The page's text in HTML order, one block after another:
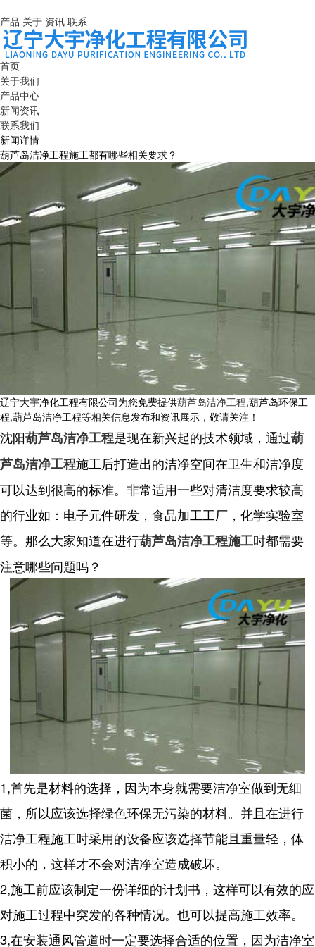
产品 关于 资讯 联系
首页
关于我们
产品中心
新闻资讯
联系我们
新闻详情
葫芦岛洁净工程施工都有哪些相关要求？
辽宁大宇净化工程有限公司为您免费提供葫芦岛洁净工程,葫芦岛环保工
程,葫芦岛洁净工程等相关信息发布和资讯展示，敬请关注！
沈阳葫芦岛洁净工程是现在新兴起的技术领域，通过葫
芦岛洁净工程施工后打造出的洁净空间在卫生和洁净度
可以达到很高的标准。非常适用一些对清洁度要求较高
的行业如：电子元件研发，食品加工工厂，化学实验室
等。那么大家知道在进行葫芦岛洁净工程施工时都需要
注意哪些问题吗？
1,首先是材料的选择，因为本身就需要洁净室做到无细
菌，所以应该选择绿色环保无污染的材料。并且在进行
洁净工程施工时采用的设备应该选择节能且重量轻，体
积小的，这样才不会对洁净室造成破坏。
2,施工前应该制定一份详细的计划书，这样可以有效的应
对施工过程中突发的各种情况。也可以提高施工效率。
3,在安装通风管道时一定要选择合适的位置，因为洁净室